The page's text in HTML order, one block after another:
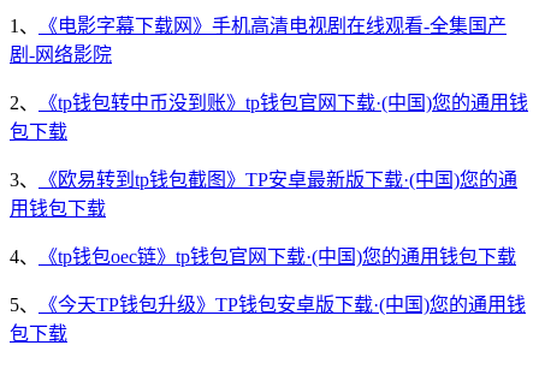
1、
《电影字幕下载网》手机高清电视剧在线观看-全集国产
剧-网络影院
2、
《tp钱包转中币没到账》tp钱包官网下载·(中国)您的通用钱
包下载
3、
《欧易转到tp钱包截图》TP安卓最新版下载·(中国)您的通
用钱包下载
4、 《tp钱包oec链》tp钱包官网下载·(中国)您的通用钱包下载
5、
《今天TP钱包升级》TP钱包安卓版下载·(中国)您的通用钱
包下载